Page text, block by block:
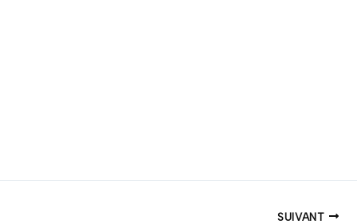
SUIVANT